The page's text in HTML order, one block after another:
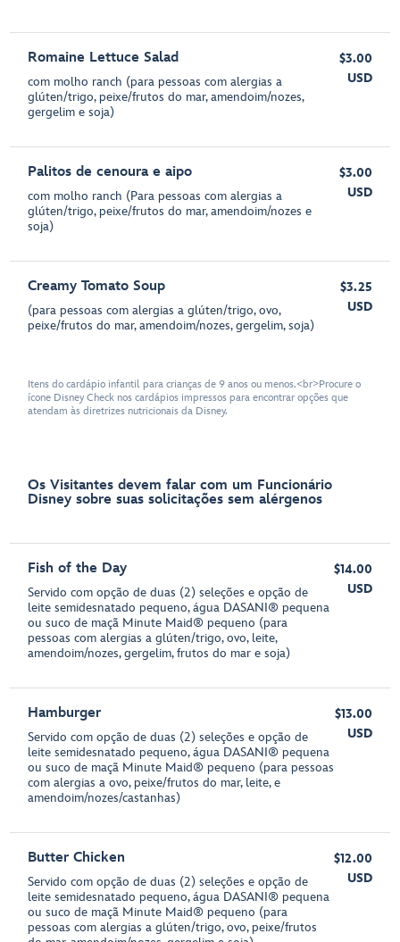
Romaine Lettuce Salad
com molho ranch (para pessoas com alergias a
glúten/trigo, peixe/frutos do mar, amendoim/nozes,
gergelim e soja)
$3.00
USD
Palitos de cenoura e aipo
com molho ranch (Para pessoas com alergias a
glúten/trigo, peixe/frutos do mar, amendoim/nozes e
soja)
$3.00
USD
Creamy Tomato Soup
(para pessoas com alergias a glúten/trigo, ovo,
peixe/frutos do mar, amendoim/nozes, gergelim, soja)
$3.25
USD
Itens do cardápio infantil para crianças de 9 anos ou menos.<br>Procure o
ícone Disney Check nos cardápios impressos para encontrar opções que
atendam às diretrizes nutricionais da Disney.
Os Visitantes devem falar com um Funcionário
Disney sobre suas solicitações sem alérgenos
Fish of the Day
Servido com opção de duas (2) seleções e opção de
leite semidesnatado pequeno, água DASANI® pequena
ou suco de maçã Minute Maid® pequeno (para
pessoas com alergias a glúten/trigo, ovo, leite,
amendoim/nozes, gergelim, frutos do mar e soja)
$14.00
USD
Hamburger
Servido com opção de duas (2) seleções e opção de
leite semidesnatado pequeno, água DASANI® pequena
ou suco de maçã Minute Maid® pequeno (para pessoas
com alergias a ovo, peixe/frutos do mar, leite, e
amendoim/nozes/castanhas)
$13.00
USD
Butter Chicken
Servido com opção de duas (2) seleções e opção de
leite semidesnatado pequeno, água DASANI® pequena
ou suco de maçã Minute Maid® pequeno (para
pessoas com alergias a glúten/trigo, ovo, peixe/frutos
$12.00
USD